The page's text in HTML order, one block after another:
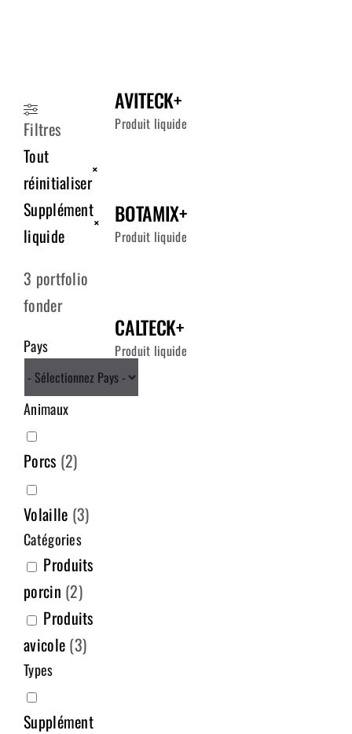
AVITECK+
Produit liquide
BOTAMIX+
Produit liquide
CALTECK+
Produit liquide
Filtres
Tout
réinitialiser
×
Supplément
liquide
×
3 portfolio
fonder
Pays
Animaux
Porcs (2)
Volaille (3)
Catégories
Produits
porcin (2)
Produits
avicole (3)
Types
Supplément